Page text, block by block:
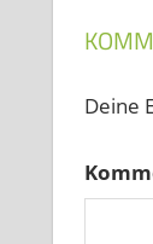
Deine